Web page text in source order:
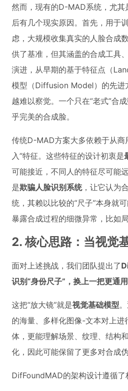
然而，现有的D-MAD系统，尤
后有几个现实原因。首先，用于
虑，大规模收集真实的人脸合成
供了基准，但其涵盖的合成工具
演进，从早期的基于特征点（
模型（Diffusion Model）的先进
越难以察觉。一个只在“老式”合
乎完美的合成脸。
传统D-MAD方案大多依赖于从
入”特征。这些特征的设计初衷是
可能接近，不同人的特征尽可能
是欺骗人脸识别系统，让它认为
统，其赖以比较的“尺子”本身就
暴露合成过程的细微异常，比如
2. 核心思路：当视觉
面对上述挑战，我们团队提出了
识别“身份尺子”，换上一把更通
这把“放大镜”就是视觉基础模型
的海量、多样化图像-文本对上
体，更能理解场景、纹理、结构
化，因此可能保留了更多对合成
DifFoundMAD的架构设计遵循